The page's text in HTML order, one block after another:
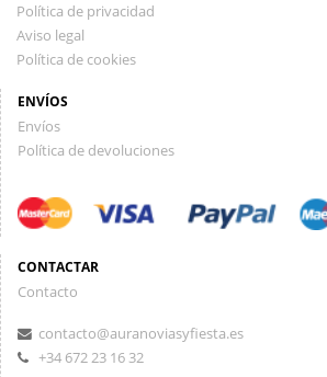
Política de privacidad
Aviso legal
Política de cookies
ENVÍOS
Envíos
Política de devoluciones
CONTACTAR
Contacto
contacto@auranoviasyfiesta.es
+34 672 23 16 32